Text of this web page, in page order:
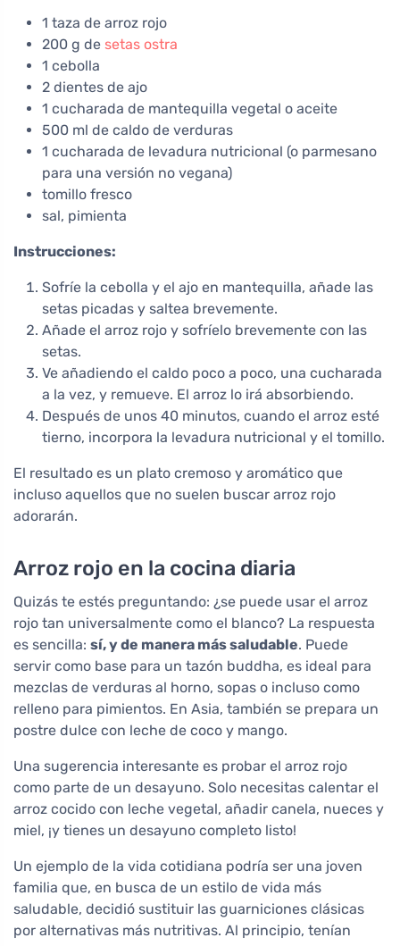
1 taza de arroz rojo
200 g de setas ostra
1 cebolla
2 dientes de ajo
1 cucharada de mantequilla vegetal o aceite
500 ml de caldo de verduras
1 cucharada de levadura nutricional (o parmesano
para una versión no vegana)
tomillo fresco
sal, pimienta
Instrucciones:
Sofríe la cebolla y el ajo en mantequilla, añade las
setas picadas y saltea brevemente.
Añade el arroz rojo y sofríelo brevemente con las
setas.
Ve añadiendo el caldo poco a poco, una cucharada
a la vez, y remueve. El arroz lo irá absorbiendo.
Después de unos 40 minutos, cuando el arroz esté
tierno, incorpora la levadura nutricional y el tomillo.
El resultado es un plato cremoso y aromático que
incluso aquellos que no suelen buscar arroz rojo
adorarán.
Arroz rojo en la cocina diaria
Quizás te estés preguntando: ¿se puede usar el arroz
rojo tan universalmente como el blanco? La respuesta
es sencilla: sí, y de manera más saludable. Puede
servir como base para un tazón buddha, es ideal para
mezclas de verduras al horno, sopas o incluso como
relleno para pimientos. En Asia, también se prepara un
postre dulce con leche de coco y mango.
Una sugerencia interesante es probar el arroz rojo
como parte de un desayuno. Solo necesitas calentar el
arroz cocido con leche vegetal, añadir canela, nueces y
miel, ¡y tienes un desayuno completo listo!
Un ejemplo de la vida cotidiana podría ser una joven
familia que, en busca de un estilo de vida más
saludable, decidió sustituir las guarniciones clásicas
por alternativas más nutritivas. Al principio, tenían